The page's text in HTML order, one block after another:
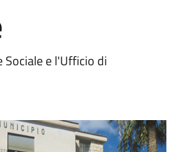
e l'Ufficio di